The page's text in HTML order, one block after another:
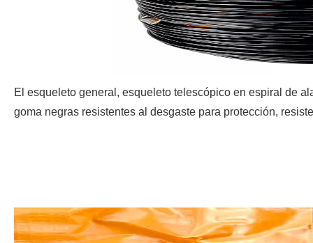
El esqueleto general, esqueleto telescópico en espiral de
goma negras resistentes al desgaste para protección,